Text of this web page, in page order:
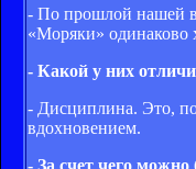
- По прошлой нашей
«Моряки» одинаково
- Какой у них
- Дисциплина. Это,
вдохновением.
- За счет чего можно